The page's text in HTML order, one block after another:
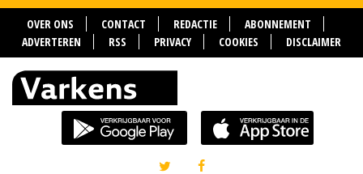
OVER ONS CONTACT REDACTIE
ABONNEMENT
ADVERTEREN
RSS PRIVACY COOKIES DISCLAIMER